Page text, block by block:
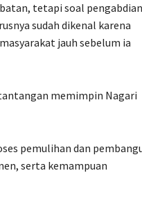
tetapi soal
sudah dikenal karena
jauh sebelum ia
memimpin Nagari
pemulihan dan
serta kemampuan